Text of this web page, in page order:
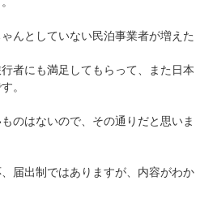
んとしていない民泊事業者が増えた
者にも満足してもらって、また日本
。
のはないので、その通りだと思いま
届出制ではありますが、内容がわか